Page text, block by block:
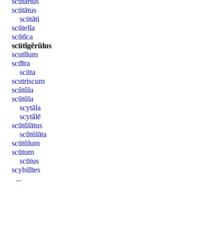
scūtātus
scūtāti
scŭtella
scŭtĭca
scūtĭgĕrŭlus
scutĭlum
scū̆tra
scūta
scutriscum
scŭtŭla
scŭtŭla
scytăla
scytălē
scŭtŭlātus
scŭtŭlāta
scūtŭlum
scūtum
scūtus
scybilītes
...